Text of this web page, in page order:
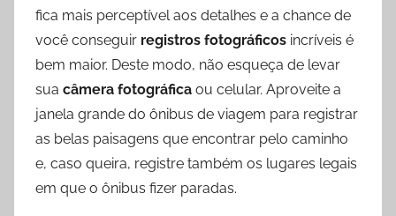
fica mais perceptível aos detalhes e a chance de
você conseguir registros fotográficos incríveis é
bem maior. Deste modo, não esqueça de levar
sua câmera fotográfica ou celular. Aproveite a
janela grande do ônibus de viagem para registrar
as belas paisagens que encontrar pelo caminho
e, caso queira, registre também os lugares legais
em que o ônibus fizer paradas.